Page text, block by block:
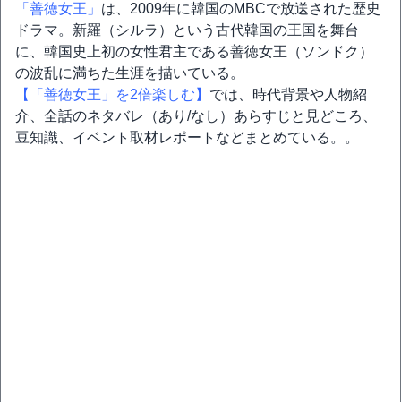
「善徳女王」 は、2009年に韓国のMBCで放送された歴史
ドラマ。新羅（シルラ）という古代韓国の王国を舞台
に、韓国史上初の女性君主である善徳女王（ソンドク）
の波乱に満ちた生涯を描いている。
【「善徳女王」を2倍楽しむ】 では、時代背景や人物紹
介、全話のネタバレ（あり/なし）あらすじと見どころ、
豆知識、イベント取材レポートなどまとめている。。